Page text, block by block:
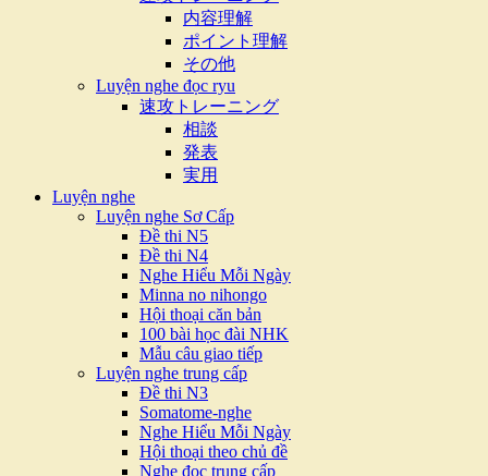
内容理解
ポイント理解
その他
Luyện nghe đọc ryu
速攻トレーニング
相談
発表
実用
Luyện nghe
Luyện nghe Sơ Cấp
Đề thi N5
Đề thi N4
Nghe Hiểu Mỗi Ngày
Minna no nihongo
Hội thoại căn bản
100 bài học đài NHK
Mẫu câu giao tiếp
Luyện nghe trung cấp
Đề thi N3
Somatome-nghe
Nghe Hiểu Mỗi Ngày
Hội thoại theo chủ đề
Nghe đọc trung cấp